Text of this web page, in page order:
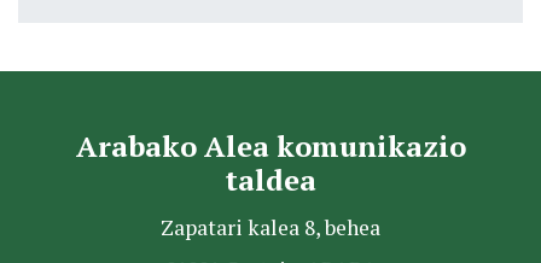
Arabako Alea komunikazio
taldea
Zapatari kalea 8, behea